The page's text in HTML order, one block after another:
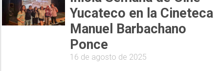
Yucateco en la Cineteca
Manuel Barbachano
Ponce
16 de agosto de 2025